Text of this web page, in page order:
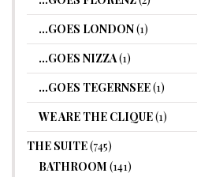
…GOES LONDON(1)
…GOES NIZZA(1)
…GOES TEGERNSEE(1)
WE ARE THE CLIQUE(1)
THE SUITE(745)
BATHROOM (141)